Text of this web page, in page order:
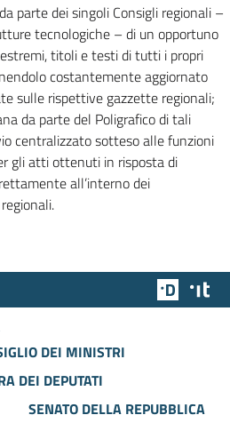
parte dei singoli Consigli regionali –
tecnologiche – di un opportuno
titoli e testi di tutti i propri
costantemente aggiornato
sulle rispettive gazzette regionali;
da parte del Poligrafico di tali
centralizzato sotteso alle funzioni
gli atti ottenuti in risposta di
all’interno dei
Team
DEI MINISTRI
DEI DEPUTATI
SENATO DELLA REPUBBLICA